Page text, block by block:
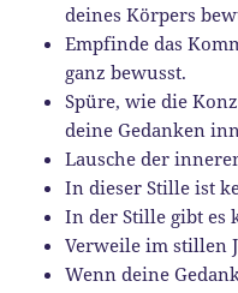
deines Körpers
Empfinde das
ganz bewusst.
Spüre, wie die
deine Gedanken
Lausche der
In dieser Stille ist
In der Stille gibt es
Verweile im stillen
Wenn deine